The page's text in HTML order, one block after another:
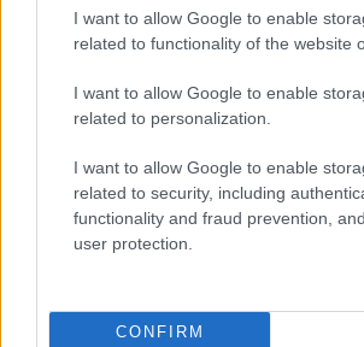
I want to allow Google to enable
related to functionality of the website
I want to allow Google to enable
related to personalization.
I want to allow Google to enable
related to security, including
functionality and fraud prevention,
user protection.
CONFIRM
Εξοικονομώ – Επιχειρώ:
Παράταση έως τις 30
περισσότερες από 400
επιχειρήσεις
ΣΚΑΪ:
θητεία
θέση του
ξεκίνησε το πρόγραμμα στήριξης-